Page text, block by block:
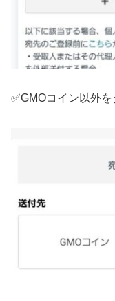
✅GMOコイン以外を